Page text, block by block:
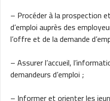
– Procéder à la prospection
d’emploi auprès des
l’offre et de la demande
– Assurer l’accueil,
demandeurs d’emploi ;